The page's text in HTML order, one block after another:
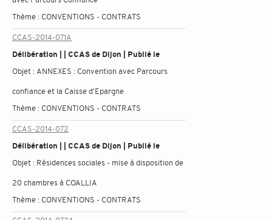
Thème : CONVENTIONS - CONTRATS
CCAS-2014-071A
Délibération | | CCAS de Dijon | Publié le
Objet : ANNEXES : Convention avec Parcours
confiance et la Caisse d'Epargne
Thème : CONVENTIONS - CONTRATS
CCAS-2014-072
Délibération | | CCAS de Dijon | Publié le
Objet : Résidences sociales - mise à disposition de
20 chambres à COALLIA
Thème : CONVENTIONS - CONTRATS